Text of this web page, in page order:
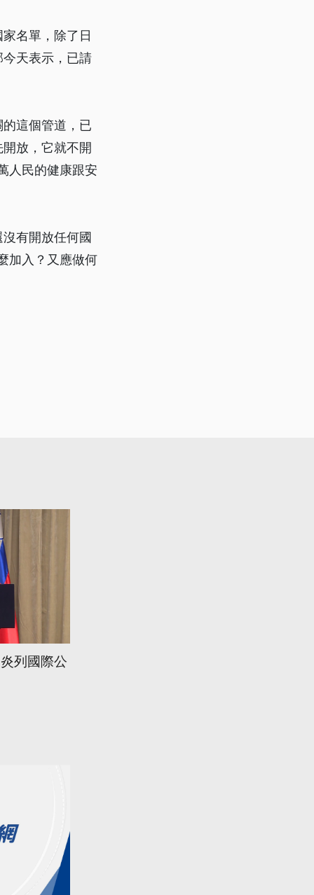
名單，除了日
天表示，已請
這個管道，已
放，它就不開
人民的健康跟安
有開放任何國
加入？又應做何
列國際公